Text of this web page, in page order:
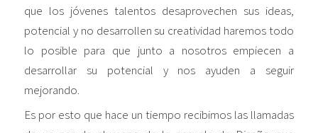
que los jóvenes talentos desaprovechen sus ideas,
potencial y no desarrollen su creatividad haremos todo
lo posible para que junto a nosotros empiecen a
desarrollar su potencial y nos ayuden a seguir
mejorando.
Es por esto que hace un tiempo recibimos las llamadas